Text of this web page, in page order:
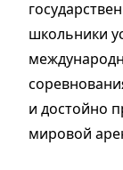
школьники
и достойно
мировой